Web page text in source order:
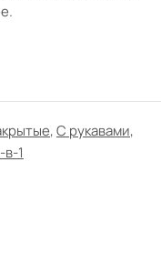
,С рукавами,
1